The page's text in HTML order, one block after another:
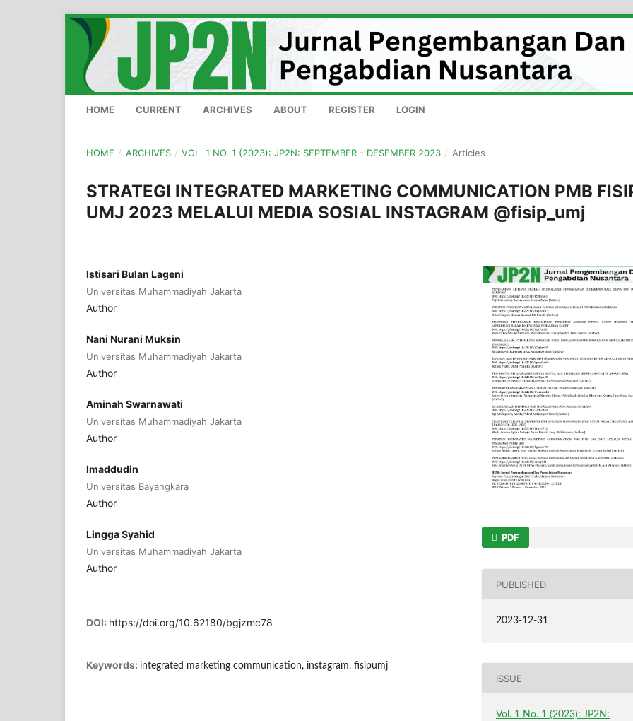
HOME CURRENT ARCHIVES ABOUT REGISTER LOGIN
HOME / ARCHIVES / VOL. 1 NO. 1 (2023): JP2N: SEPTEMBER - DESEMBER 2023 / Articles
STRATEGI INTEGRATED MARKETING COMMUNICATION PMB
UMJ 2023 MELALUI MEDIA SOSIAL INSTAGRAM @fisip_umj
Istisari Bulan Lageni
Universitas Muhammadiyah Jakarta
Author
Nani Nurani Muksin
Universitas Muhammadiyah Jakarta
Author
Aminah Swarnawati
Universitas Muhammadiyah Jakarta
Author
Imaddudin
Universitas Bayangkara
Author
Lingga Syahid
Universitas Muhammadiyah Jakarta
Author
DOI: https://doi.org/10.62180/bgjzmc78
Keywords: integrated marketing communication, instagram, fisipumj
PDF
PUBLISHED
2023-12-31
ISSUE
Vol. 1 No. 1 (2023): JP2N: